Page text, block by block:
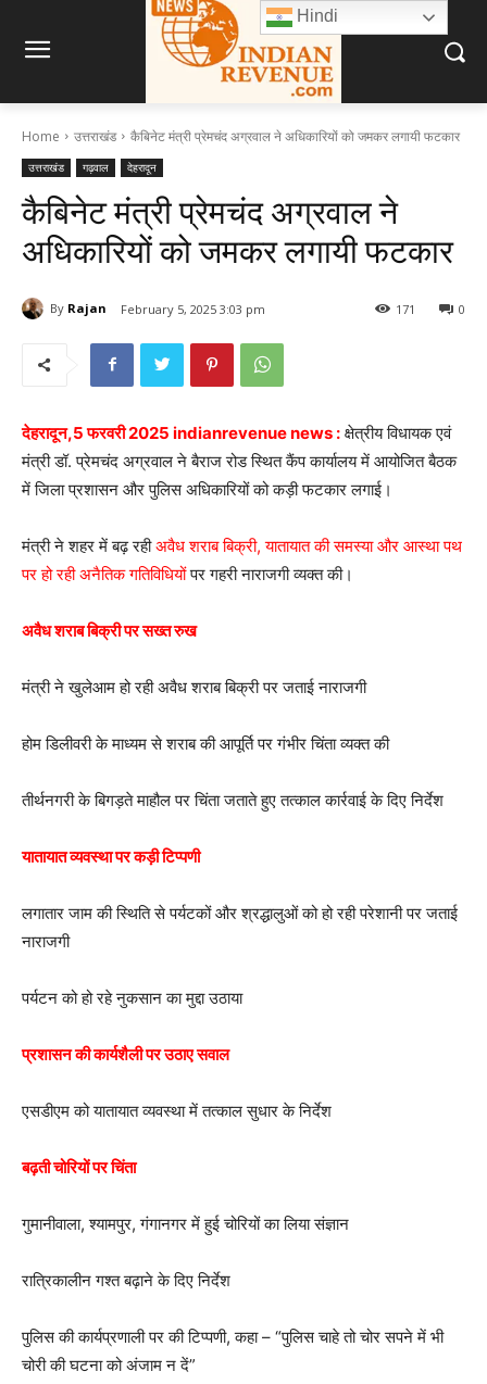
Home उत्तराखंड कैबिनेट मंत्री प्रेमचंद अग्रवाल ने अधिकारियों को जमकर लगायी फटकार
उत्तराखंड गढ़वाल देहरादून
कैबिनेट मंत्री प्रेमचंद अग्रवाल ने
अधिकारियों को जमकर लगायी फटकार
By Rajan February 5, 2025 3:03 pm 0
171
देहरादून,5 फरवरी 2025 indianrevenue news : क्षेत्रीय विधायक एवं
मंत्री डॉ. प्रेमचंद अग्रवाल ने बैराज रोड स्थित कैंप कार्यालय में आयोजित बैठक
में जिला प्रशासन और पुलिस अधिकारियों को कड़ी फटकार लगाई।
मंत्री ने शहर में बढ़ रहीअवैध शराब बिक्री, यातायात की समस्या और आस्था पथ
पर हो रही अनैतिक गतिविधियोंपर गहरी नाराजगी व्यक्त की।
अवैध शराब बिक्री पर सख्त रुख
मंत्री ने खुलेआम हो रही अवैध शराब बिक्री पर जताई नाराजगी
होम डिलीवरी के माध्यम से शराब की आपूर्ति पर गंभीर चिंता व्यक्त की
तीर्थनगरी के बिगड़ते माहौल पर चिंता जताते हुए तत्काल कार्रवाई के दिए निर्देश
यातायात व्यवस्था पर कड़ी टिप्पणी
लगातार जाम की स्थिति से पर्यटकों और श्रद्धालुओं को हो रही परेशानी पर जताई
नाराजगी
पर्यटन को हो रहे नुकसान का मुद्दा उठाया
प्रशासन की कार्यशैली पर उठाए सवाल
एसडीएम को यातायात व्यवस्था में तत्काल सुधार के निर्देश
बढ़ती चोरियों पर चिंता
गुमानीवाला, श्यामपुर, गंगानगर में हुई चोरियों का लिया संज्ञान
रात्रिकालीन गश्त बढ़ाने के दिए निर्देश
पुलिस की कार्यप्रणाली पर की टिप्पणी, कहा – “पुलिस चाहे तो चोर सपने में भी
चोरी की घटना को अंजाम न दें”
Hindi